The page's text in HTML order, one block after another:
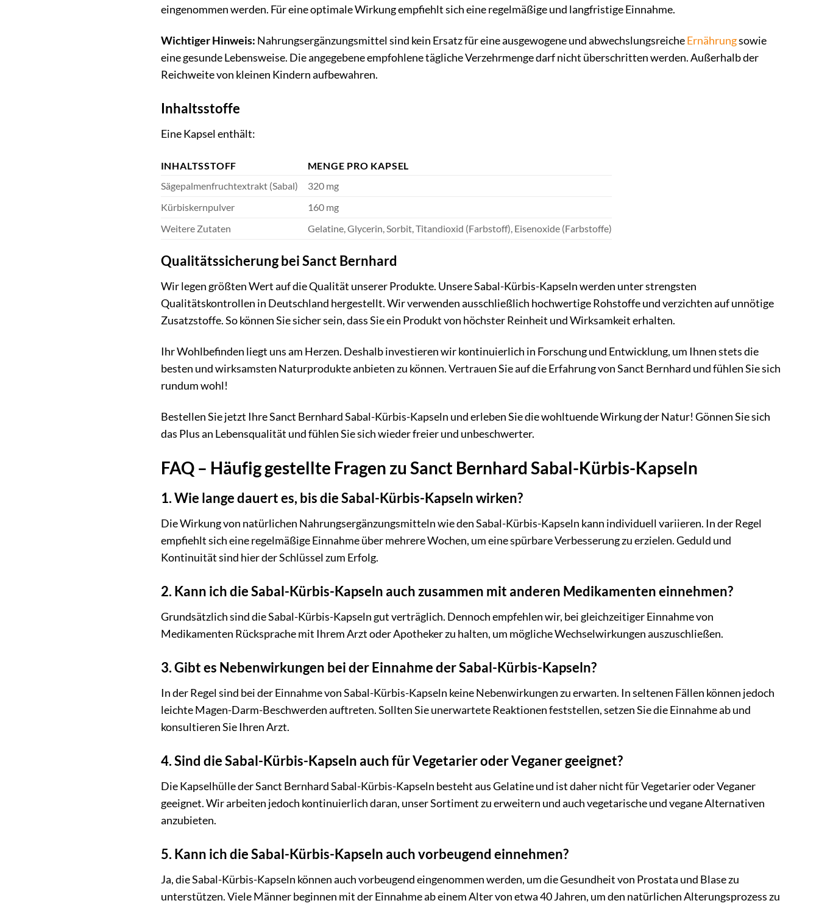
eingenommen werden. Für eine optimale Wirkung empfiehlt sich eine regelmäßige und langfristige Einnahme.
Wichtiger Hinweis: Nahrungsergänzungsmittel sind kein Ersatz für eine ausgewogene und abwechslungsreicheErnährungsowie
eine gesunde Lebensweise. Die angegebene empfohlene tägliche Verzehrmenge darf nicht überschritten werden. Außerhalb der
Reichweite von kleinen Kindern aufbewahren.
Inhaltsstoffe
Eine Kapsel enthält:
INHALTSSTOFF
MENGE PRO KAPSEL
Sägepalmenfruchtextrakt (Sabal)
320 mg
Kürbiskernpulver
160 mg
Weitere Zutaten
Gelatine, Glycerin, Sorbit, Titandioxid (Farbstoff), Eisenoxide (Farbstoffe)
Qualitätssicherung bei Sanct Bernhard
Wir legen größten Wert auf die Qualität unserer Produkte. Unsere Sabal-Kürbis-Kapseln werden unter strengsten
Qualitätskontrollen in Deutschland hergestellt. Wir verwenden ausschließlich hochwertige Rohstoffe und verzichten auf unnötige
Zusatzstoffe. So können Sie sicher sein, dass Sie ein Produkt von höchster Reinheit und Wirksamkeit erhalten.
Ihr Wohlbefinden liegt uns am Herzen. Deshalb investieren wir kontinuierlich in Forschung und Entwicklung, um Ihnen stets die
besten und wirksamsten Naturprodukte anbieten zu können. Vertrauen Sie auf die Erfahrung von Sanct Bernhard und fühlen Sie sich
rundum wohl!
Bestellen Sie jetzt Ihre Sanct Bernhard Sabal-Kürbis-Kapseln und erleben Sie die wohltuende Wirkung der Natur! Gönnen Sie sich
das Plus an Lebensqualität und fühlen Sie sich wieder freier und unbeschwerter.
FAQ – Häufig gestellte Fragen zu Sanct Bernhard Sabal-Kürbis-Kapseln
1. Wie lange dauert es, bis die Sabal-Kürbis-Kapseln wirken?
Die Wirkung von natürlichen Nahrungsergänzungsmitteln wie den Sabal-Kürbis-Kapseln kann individuell variieren. In der Regel
empfiehlt sich eine regelmäßige Einnahme über mehrere Wochen, um eine spürbare Verbesserung zu erzielen. Geduld und
Kontinuität sind hier der Schlüssel zum Erfolg.
2. Kann ich die Sabal-Kürbis-Kapseln auch zusammen mit anderen Medikamenten einnehmen?
Grundsätzlich sind die Sabal-Kürbis-Kapseln gut verträglich. Dennoch empfehlen wir, bei gleichzeitiger Einnahme von
Medikamenten Rücksprache mit Ihrem Arzt oder Apotheker zu halten, um mögliche Wechselwirkungen auszuschließen.
3. Gibt es Nebenwirkungen bei der Einnahme der Sabal-Kürbis-Kapseln?
In der Regel sind bei der Einnahme von Sabal-Kürbis-Kapseln keine Nebenwirkungen zu erwarten. In seltenen Fällen können jedoch
leichte Magen-Darm-Beschwerden auftreten. Sollten Sie unerwartete Reaktionen feststellen, setzen Sie die Einnahme ab und
konsultieren Sie Ihren Arzt.
4. Sind die Sabal-Kürbis-Kapseln auch für Vegetarier oder Veganer geeignet?
Die Kapselhülle der Sanct Bernhard Sabal-Kürbis-Kapseln besteht aus Gelatine und ist daher nicht für Vegetarier oder Veganer
geeignet. Wir arbeiten jedoch kontinuierlich daran, unser Sortiment zu erweitern und auch vegetarische und vegane Alternativen
anzubieten.
5. Kann ich die Sabal-Kürbis-Kapseln auch vorbeugend einnehmen?
Ja, die Sabal-Kürbis-Kapseln können auch vorbeugend eingenommen werden, um die Gesundheit von Prostata und Blase zu
unterstützen. Viele Männer beginnen mit der Einnahme ab einem Alter von etwa 40 Jahren, um den natürlichen Alterungsprozess zu